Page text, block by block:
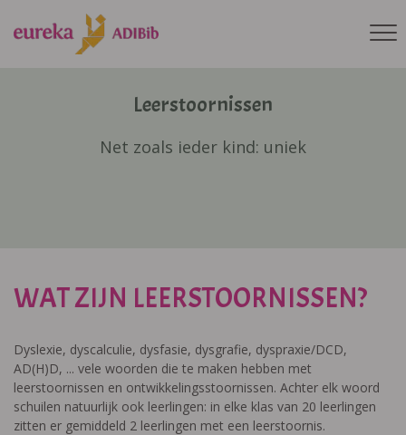
Leerstoornissen
Net zoals ieder kind: uniek
WAT ZIJN LEERSTOORNISSEN?
Dyslexie, dyscalculie, dysfasie, dysgrafie, dyspraxie/DCD,
AD(H)D, ... vele woorden die te maken hebben met
leerstoornissen en ontwikkelingsstoornissen. Achter elk woord
schuilen natuurlijk ook leerlingen: in elke klas van 20 leerlingen
zitten er gemiddeld 2 leerlingen met een leerstoornis.